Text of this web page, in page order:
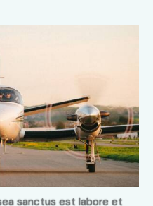
sanctus est labore et